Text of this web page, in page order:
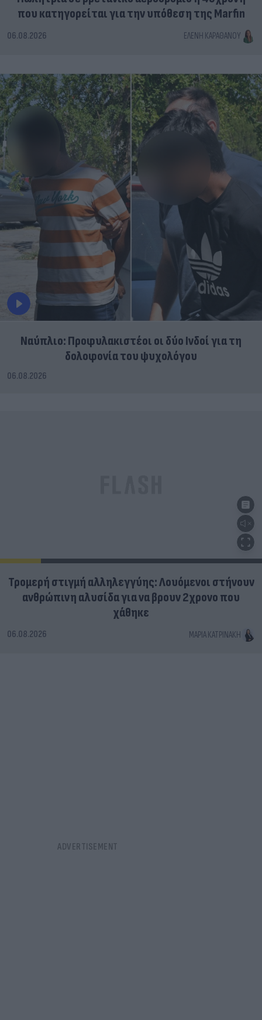
που κατηγορείται για την υπόθεση της Marfin
06.08.2026 ΕΛΈΝΗ ΚΑΡΑΘΆΝΟΥ
Ναύπλιο: Προφυλακιστέοι οι δύο Ινδοί για τη
δολοφονία του ψυχολόγου
06.08.2026
Τρομερή στιγμή αλληλεγγύης: Λουόμενοι στήνουν
ανθρώπινη αλυσίδα για να βρουν 2χρονο που
χάθηκε
06.08.2026 ΜΑΡΊΑ ΚΑΤΡΙΝΆΚΗ